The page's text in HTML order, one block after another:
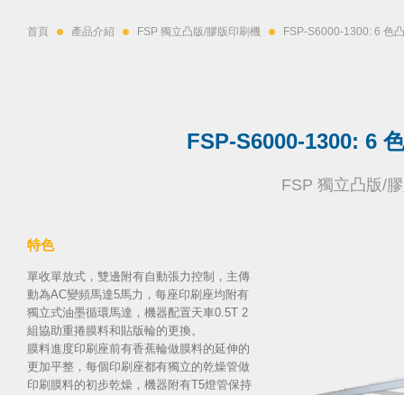
首頁 產品介紹 FSP 獨立凸版/膠版印刷機 FSP-S6000-1300: 6 色
FSP-S6000-1300: 6
FSP 獨立凸版/
特色
單收單放式，雙邊附有自動張力控制，主傳
動為AC變頻馬達5馬力，每座印刷座均附有
獨立式油墨循環馬達，機器配置天車0.5T 2
組協助重捲膜料和貼版輪的更換。
膜料進度印刷座前有香蕉輪做膜料的延伸的
更加平整，每個印刷座都有獨立的乾燥管做
印刷膜料的初步乾燥，機器附有T5燈管保持